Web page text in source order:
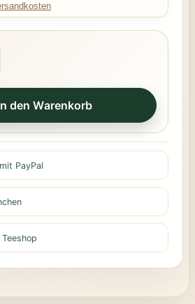
den Warenkorb
PayPal